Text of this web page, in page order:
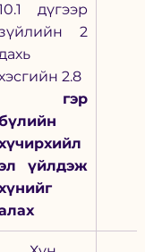
дүгээр
2
2.8
гэр
үйлдэж